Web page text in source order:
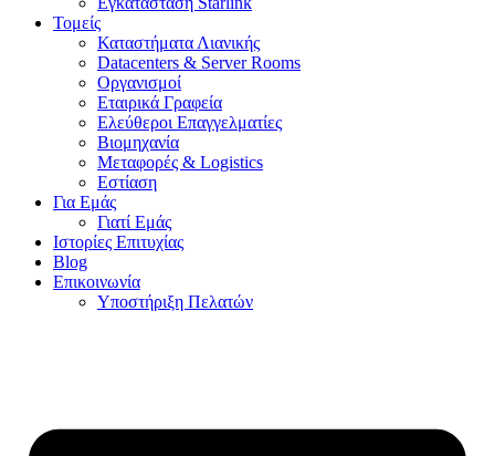
Τομείς
Καταστήματα Λιανικής
Datacenters & Server Rooms
Οργανισμοί
Εταιρικά Γραφεία
Ελεύθεροι Επαγγελματίες
Βιομηχανία
Μεταφορές & Logistics
Εστίαση
Για Εμάς
Γιατί Εμάς
Ιστορίες Επιτυχίας
Blog
Επικοινωνία
Υποστήριξη Πελατών